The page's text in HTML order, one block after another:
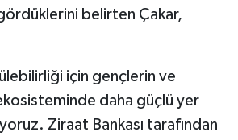
belirten Çakar,
için gençlerin ve
ekosisteminde daha güçlü yer
Ziraat Bankası tarafından